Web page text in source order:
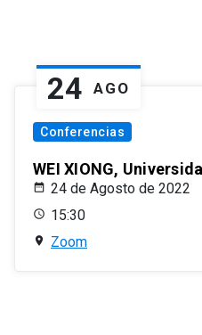
24 AGO
Conferencias
WEI XIONG,
24 de Agosto de 2022
15:30
Zoom